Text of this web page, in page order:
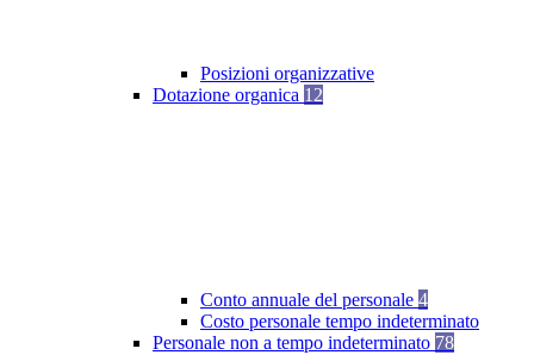
Posizioni organizzative
Dotazione organica 12
Conto annuale del personale 4
Costo personale tempo indeterminato
Personale non a tempo indeterminato 78